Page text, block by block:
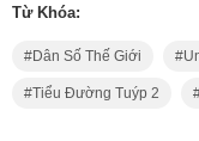
Từ Khóa:
Dân Số Thế Giới
Tiểu Đường Tuýp 2